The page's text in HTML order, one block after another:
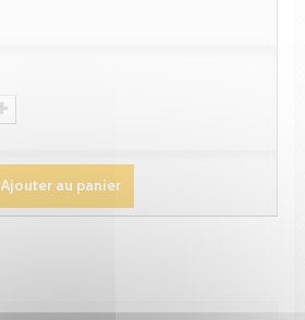
Ajouter au panier